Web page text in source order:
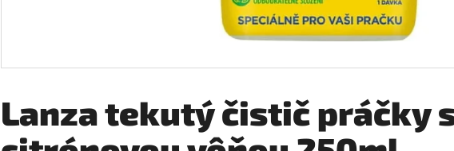
Lanza tekutý čistič práčky